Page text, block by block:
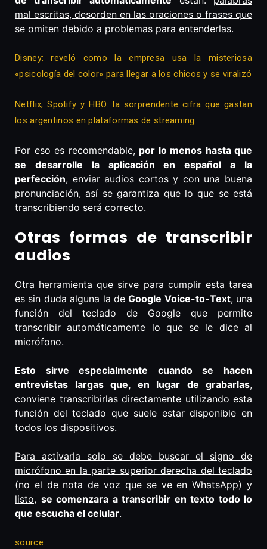
mal escritas, desorden en las oraciones o frases que
se omiten debido a problemas para entenderlas.
Disney: reveló como la empresa usa la misteriosa
«psicología del color» para llegar a los chicos y se viralizó
Netflix, Spotify y HBO: la sorprendente cifra que gastan
los argentinos en plataformas de streaming
Por eso es recomendable, por lo menos hasta que
se desarrolle la aplicación en español a la
perfección, enviar audios cortos y con una buena
pronunciación, así se garantiza que lo que se está
transcribiendo será correcto.
Otras formas de transcribir
audios
Otra herramienta que sirve para cumplir esta tarea
es sin duda alguna la deGoogle Voice-to-Text, una
función del teclado de Google que permite
transcribir automáticamente lo que se le dice al
micrófono.
Esto sirve especialmente cuando se hacen
entrevistas largas que, en lugar de grabarlas,
conviene transcribirlas directamente utilizando esta
función del teclado que suele estar disponible en
todos los dispositivos.
Para activarla solo se debe buscar el signo de
micrófono en la parte superior derecha del teclado
(no el de nota de voz que se ve en WhatsApp) y
listo, se comenzara a transcribir en texto todo lo
que escucha el celular.
source